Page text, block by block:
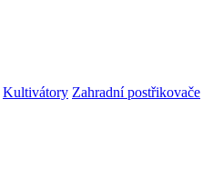
Kultivátory Zahradní postřikovače